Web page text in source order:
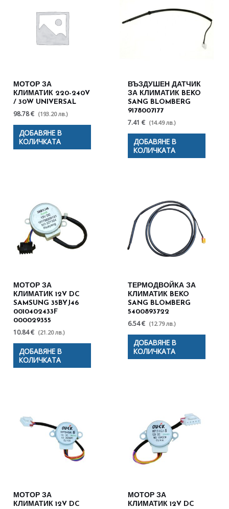
МОТОР ЗА
КЛИМАТИК 220-240V
/ 30W UNIVERSAL
98.78 € (193.20 лв.)
ДОБАВЯНЕ В
КОЛИЧКАТА
ВЪЗДУШЕН ДАТЧИК
ЗА КЛИМАТИК BEKO
SANG BLOMBERG
9178007177
7.41 € (14.49 лв.)
ДОБАВЯНЕ В
КОЛИЧКАТА
МОТОР ЗА
КЛИМАТИК 12V DC
SAMSUNG 35BYJ46
0010402433F
000029355
10.84 € (21.20 лв.)
ДОБАВЯНЕ В
КОЛИЧКАТА
ТЕРМОДВОЙКА ЗА
КЛИМАТИК BEKO
SANG BLOMBERG
5400893722
6.54 € (12.79 лв.)
ДОБАВЯНЕ В
КОЛИЧКАТА
МОТОР ЗА
КЛИМАТИК 12V DC
МОТОР ЗА
КЛИМАТИК 12V DC